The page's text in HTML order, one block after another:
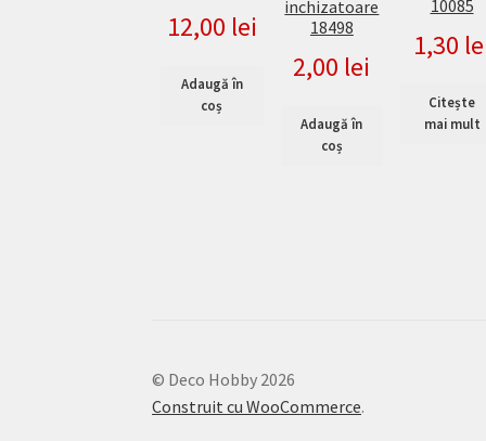
12,00 lei
Adaugă în
coș
inchizatoare
18498
2,00 lei
Adaugă în
coș
10085
1,30
Citește
mai mult
© Deco Hobby 2026
Construit cu WooCommerce.